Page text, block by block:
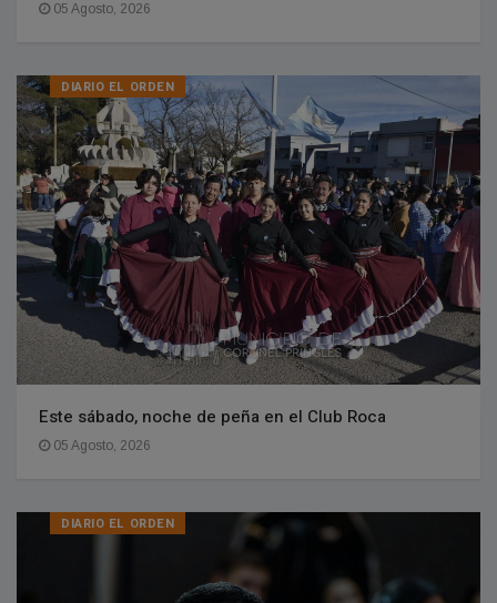
05 Agosto, 2026
DIARIO EL ORDEN
Este sábado, noche de peña en el Club Roca
05 Agosto, 2026
DIARIO EL ORDEN